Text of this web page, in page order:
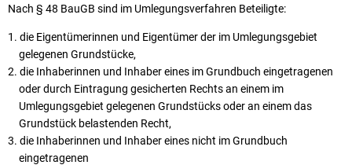
Nach § 48 BauGB sind im Umlegungsverfahren Beteiligte:
die Eigentümerinnen und Eigentümer der im Umlegungsgebiet
gelegenen Grundstücke,
die Inhaberinnen und Inhaber eines im Grundbuch eingetragenen
oder durch Eintragung gesicherten Rechts an einem im
Umlegungsgebiet gelegenen Grundstücks oder an einem das
Grundstück belastenden Recht,
die Inhaberinnen und Inhaber eines nicht im Grundbuch
eingetragenen